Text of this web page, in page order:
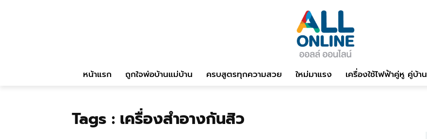
หน้าแรก ถูกใจพ่อบ้านแม่บ้าน ครบสูตรทุกความสวย ใหม่มาแรง เครื่องใช้ไฟฟ้าคู่หู คู่บ้าน
Tags : เครื่องสำอางกันสิว